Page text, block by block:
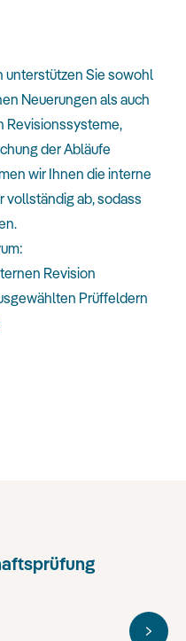
unterstützen Sie sowohl
Neuerungen als auch
Revisionssysteme,
der Abläufe
wir Ihnen die interne
vollständig ab, sodass
Revision
Prüffeldern